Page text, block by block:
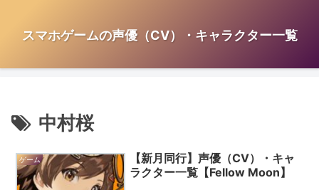
スマホゲームの声優（CV）・キャラクター一覧
中村桜
ゲーム
【新月同行】声優（CV）・キャ
ラクター一覧【Fellow Moon】